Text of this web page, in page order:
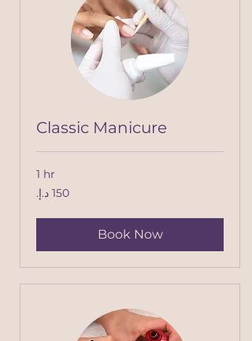
Classic Manicure
1 hr
150
درهم
Book Now